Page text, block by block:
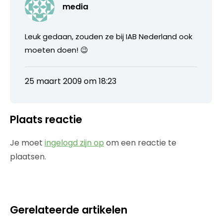
media
Leuk gedaan, zouden ze bij IAB Nederland ook
moeten doen! 😉
25 maart 2009 om 18:23
Plaats reactie
Je moet ingelogd zijn op om een reactie te
plaatsen.
Gerelateerde artikelen